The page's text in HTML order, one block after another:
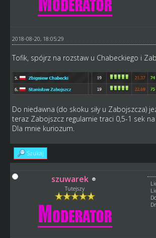
2018-08-20, 18:05:29
Tofik, spójrz na rozstaw u Chabeckiego i
Do niedawna (do skoku siły u Zabojszcza)
teraz Zabojszcz regularnie traci 0,5-1 sek
Dla mnie kuriozum.
Szukaj
szuwarek
Tutejszy